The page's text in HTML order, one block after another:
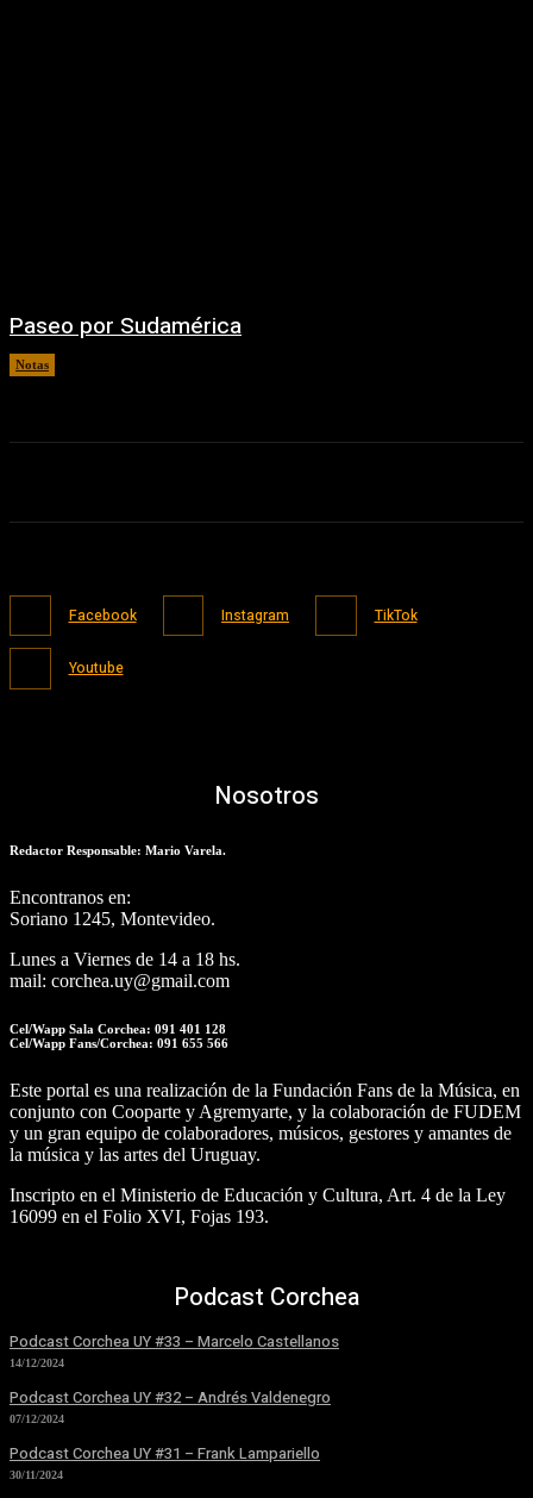
Paseo por Sudamérica
Notas
Facebook Instagram TikTok
Youtube
Nosotros
Redactor Responsable: Mario Varela.
Encontranos en:
Soriano 1245, Montevideo.
Lunes a Viernes de 14 a 18 hs.
mail: corchea.uy@gmail.com
Cel/Wapp Sala Corchea: 091 401 128
Cel/Wapp Fans/Corchea: 091 655 566
Este portal es una realización de la Fundación Fans de la Música, en
conjunto con Cooparte y Agremyarte, y la colaboración de FUDEM
y un gran equipo de colaboradores, músicos, gestores y amantes de
la música y las artes del Uruguay.
Inscripto en el Ministerio de Educación y Cultura, Art. 4 de la Ley
16099 en el Folio XVI, Fojas 193.
Podcast Corchea
Podcast Corchea UY #33 – Marcelo Castellanos
14/12/2024
Podcast Corchea UY #32 – Andrés Valdenegro
07/12/2024
Podcast Corchea UY #31 – Frank Lampariello
30/11/2024